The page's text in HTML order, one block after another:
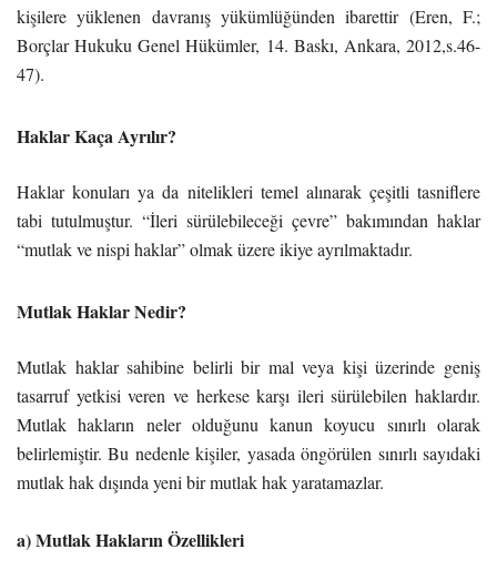
kişilere yüklenen davranış yükümlüğünden ibarettir (Eren, F.;
Borçlar Hukuku Genel Hükümler, 14. Baskı, Ankara, 2012,s.46-
47).
Haklar Kaça Ayrılır?
Haklar konuları ya da nitelikleri temel alınarak çeşitli tasniflere
tabi tutulmuştur. “İleri sürülebileceği çevre” bakımından haklar
“mutlak ve nispi haklar” olmak üzere ikiye ayrılmaktadır.
Mutlak Haklar Nedir?
Mutlak haklar sahibine belirli bir mal veya kişi üzerinde geniş
tasarruf yetkisi veren ve herkese karşı ileri sürülebilen haklardır.
Mutlak hakların neler olduğunu kanun koyucu sınırlı olarak
belirlemiştir. Bu nedenle kişiler, yasada öngörülen sınırlı sayıdaki
mutlak hak dışında yeni bir mutlak hak yaratamazlar.
a) Mutlak Hakların Özellikleri